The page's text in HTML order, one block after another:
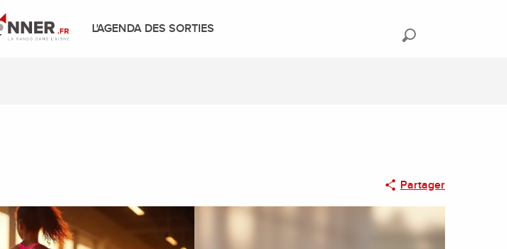
L'AGENDA DES SORTIES
Partager